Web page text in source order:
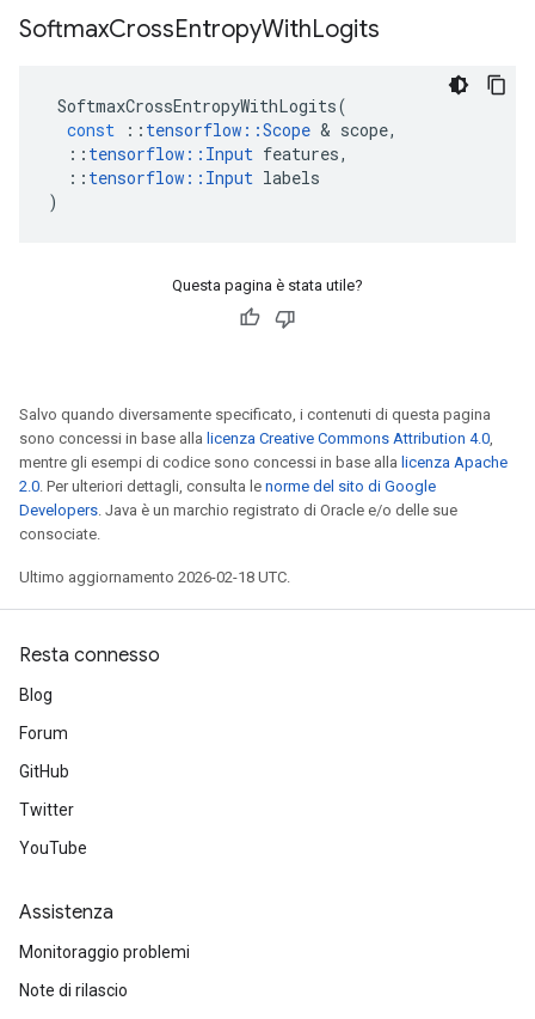
SoftmaxCrossEntropyWithLogits
SoftmaxCrossEntropyWithLogits(
const
:: tensorflow ::Scope & scope,
:: tensorflow :: Input features,
:: tensorflow :: Input labels
)
Questa pagina è stata utile?
Salvo quando diversamente specificato, i contenuti di questa pagina
sono concessi in base alla licenza Creative Commons Attribution 4.0,
mentre gli esempi di codice sono concessi in base alla licenza Apache
2.0. Per ulteriori dettagli, consulta le norme del sito di Google
Developers. Java è un marchio registrato di Oracle e/o delle sue
consociate.
Ultimo aggiornamento 2026-02-18 UTC.
Resta connesso
Blog
Forum
GitHub
Twitter
YouTube
Assistenza
Monitoraggio problemi
Note di rilascio